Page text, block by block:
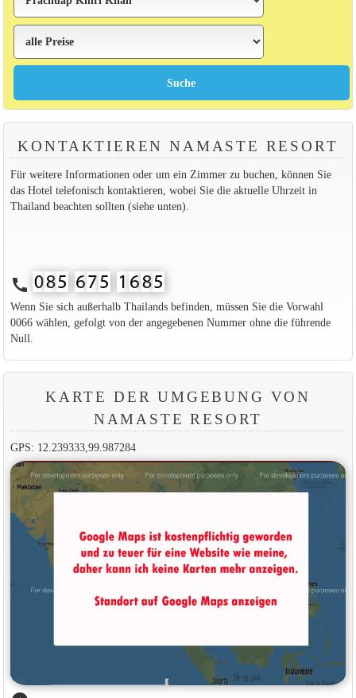
KONTAKTIEREN NAMASTE RESORT
Für weitere Informationen oder um ein Zimmer zu buchen, können Sie
das Hotel telefonisch kontaktieren, wobei Sie die aktuelle Uhrzeit in
Thailand beachten sollten (siehe unten).
call
Wenn Sie sich außerhalb Thailands befinden, müssen Sie die Vorwahl
0066 wählen, gefolgt von der angegebenen Nummer ohne die führende
Null.
KARTE DER UMGEBUNG VON
NAMASTE RESORT
GPS: 12.239333,99.987284